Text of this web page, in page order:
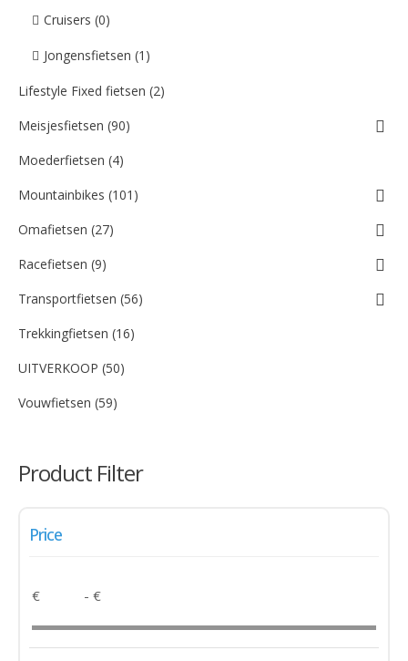
Cruisers (0)
Jongensfietsen (1)
Lifestyle Fixed fietsen (2)
Meisjesfietsen (90)
Moederfietsen (4)
Mountainbikes (101)
Omafietsen (27)
Racefietsen (9)
Transportfietsen (56)
Trekkingfietsen (16)
UITVERKOOP (50)
Vouwfietsen (59)
Product Filter
Price
€ - €